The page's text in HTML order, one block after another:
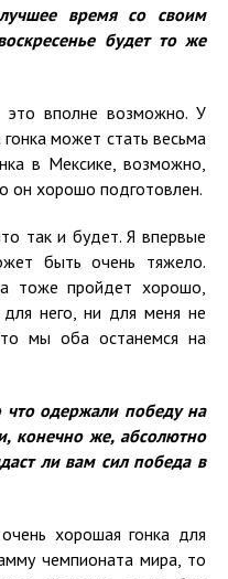
время со своим
будет то же
вполне возможно. У
может стать весьма
в Мексике, возможно,
он хорошо подготовлен.
так и будет. Я впервые
быть очень тяжело.
тоже пройдет хорошо,
него, ни для меня не
мы оба останемся на
что одержали победу на
конечно же, абсолютно
ли вам сил победа в
хорошая гонка для
чемпионата мира, то